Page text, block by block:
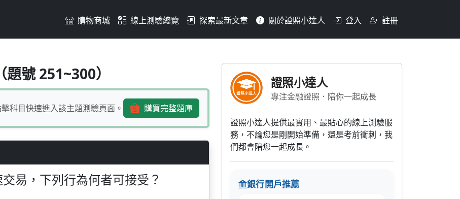
購物商城 線上測驗總覽 探索最新文章 關於證照小達人 登入 註冊
使客戶儘速交易，下列行為何者可接受？(1)可先
號 251~300）
科目快速進入該主題測驗頁面。 購買完整題庫
易，下列行為何者可接受？
證照小達人
專注金融證照．陪你一起成長
證照小達人提供最實用、最貼心的線上測驗服
務，不論您是剛開始準備，還是考前衝刺，我
們都會陪您一起成長。
銀行開戶推薦